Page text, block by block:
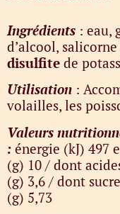
Ingrédients : eau,
d’alcool,
disulfite de
Utilisation :
volailles, les
Valeurs
: énergie (kJ) 497
(g) 10 / dont
(g) 3,6 / dont
(g) 5,73